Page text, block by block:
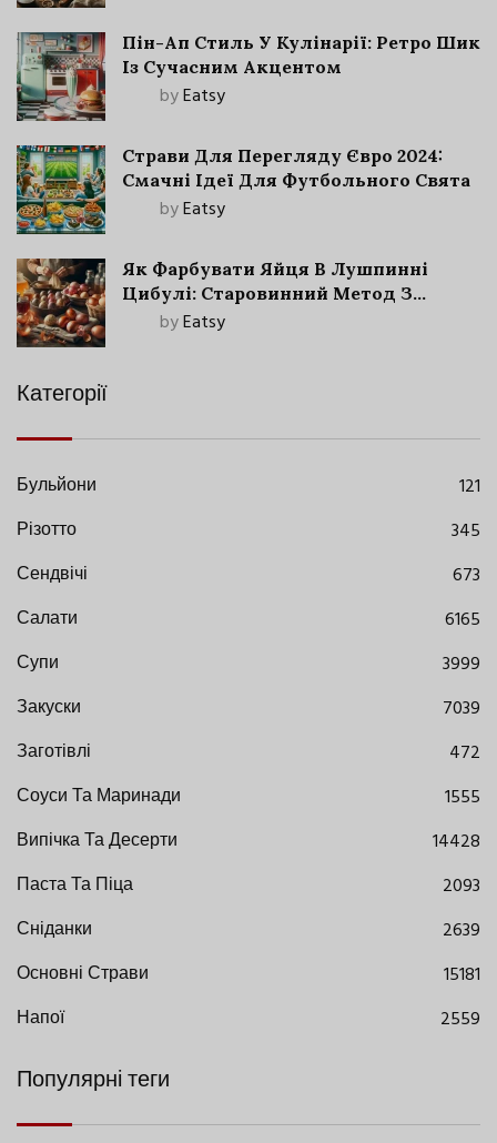
Пін-Ап Стиль У Кулінарії: Ретро Шик
Із Сучасним Акцентом
byEatsy
Страви Для Перегляду Євро 2024:
Смачні Ідеї Для Футбольного Свята
byEatsy
Як Фарбувати Яйця В Лушпинні
Цибулі: Старовинний Метод З
Сучасними Нюансами
byEatsy
Категорії
Бульйони
121
Різотто
345
Сендвічі
673
Салати
6165
Супи
3999
Закуски
7039
Заготівлі
472
Соуси Та Маринади
1555
Випічка Та Десерти
14428
Паста Та Піца
2093
Сніданки
2639
Основні Страви
15181
Напої
2559
Популярні теги